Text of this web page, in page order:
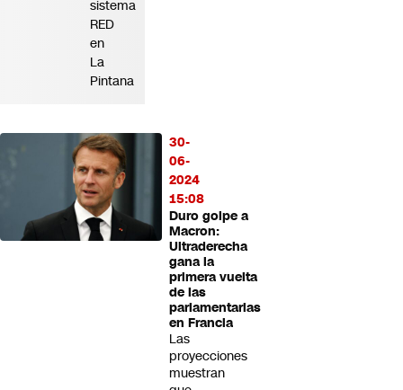
30-
06-
2024
15:08
Duro golpe a
Macron:
Ultraderecha
gana la
primera vuelta
de las
parlamentarias
en Francia
Las
proyecciones
muestran
sistema
RED
en
La
Pintana